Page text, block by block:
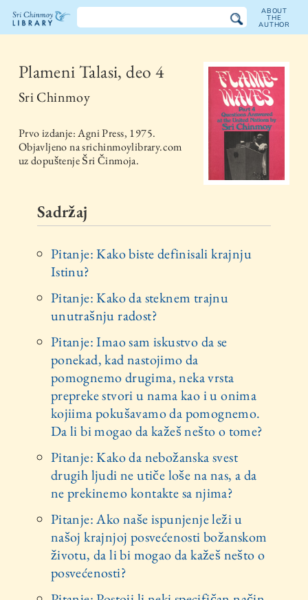
The
Sri
Chinmoy
Library
ABOUT
THE
AUTHOR
Plameni Talasi, deo 4
Sri Chinmoy
Prvo izdanje:Agni Press, 1975.
Objavljeno na srichinmoylibrary.com
uz dopuštenje Šri Činmoja.
Sadržaj
Pitanje: Kako biste definisali krajnju
Istinu?
Pitanje: Kako da steknem trajnu
unutrašnju radost?
Pitanje: Imao sam iskustvo da se
ponekad, kad nastojimo da
pomognemo drugima, neka vrsta
prepreke stvori u nama kao i u onima
kojiima pokušavamo da pomognemo.
Da li bi mogao da kažeš nešto o tome?
Pitanje: Kako da nebožanska svest
drugih ljudi ne utiče loše na nas, a da
ne prekinemo kontakte sa njima?
Pitanje: Ako naše ispunjenje leži u
našoj krajnjoj posvećenosti božanskom
životu, da li bi mogao da kažeš nešto o
posvećenosti?